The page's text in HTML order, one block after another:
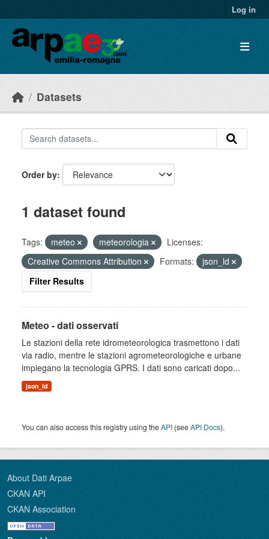
Log in
Datasets
Order by
1 dataset found
Tags: meteo meteorologia
Licenses:
Creative Commons Attribution
Formats:
json_ld
Filter Results
Meteo - dati osservati
Le stazioni della rete idrometeorologica trasmettono i dati
via radio, mentre le stazioni agrometeorologiche e urbane
impiegano la tecnologia GPRS. I dati sono caricati dopo...
json_ld
You can also access this registry using theAPI (seeAPI Docs).
About Dati Arpae
CKAN API
CKAN Association